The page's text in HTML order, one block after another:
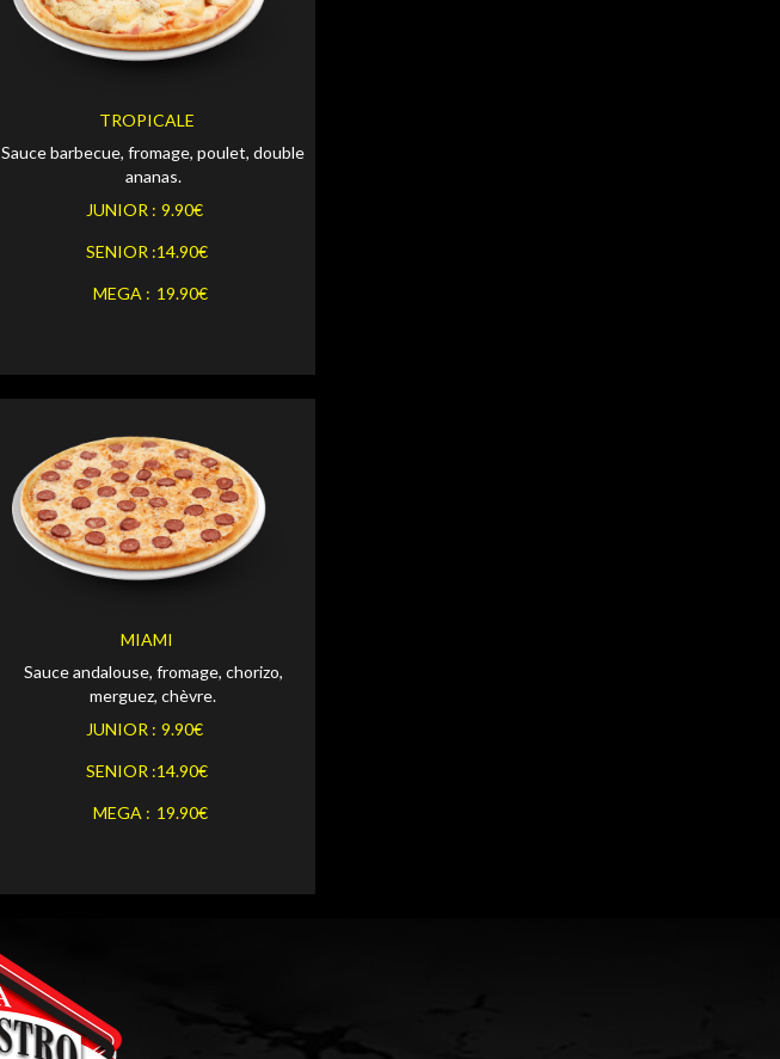
JUNIOR Personnaliser
MEGA Personnaliser
TROPICALE
Sauce barbecue, fromage, poulet, double
ananas.
JUNIOR : 9.90€
SENIOR :14.90€
MEGA : 19.90€
JUNIOR Personnaliser
MEGA Personnaliser
MIAMI
Sauce andalouse, fromage, chorizo,
merguez, chèvre.
JUNIOR : 9.90€
SENIOR :14.90€
MEGA : 19.90€